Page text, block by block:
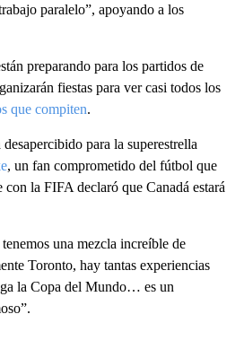
paralelo”, apoyando a los
preparando para los partidos de
fiestas para ver casi todos los
que compiten.
para la superestrella
, un fan comprometido del fútbol que
con la FIFA declaró que Canadá estará
una mezcla increíble de
Toronto, hay tantas experiencias
la Copa del Mundo… es un